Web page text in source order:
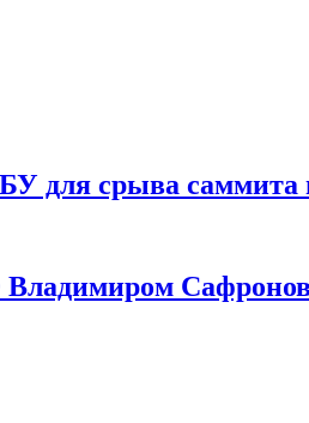
для срыва саммита
Владимиром